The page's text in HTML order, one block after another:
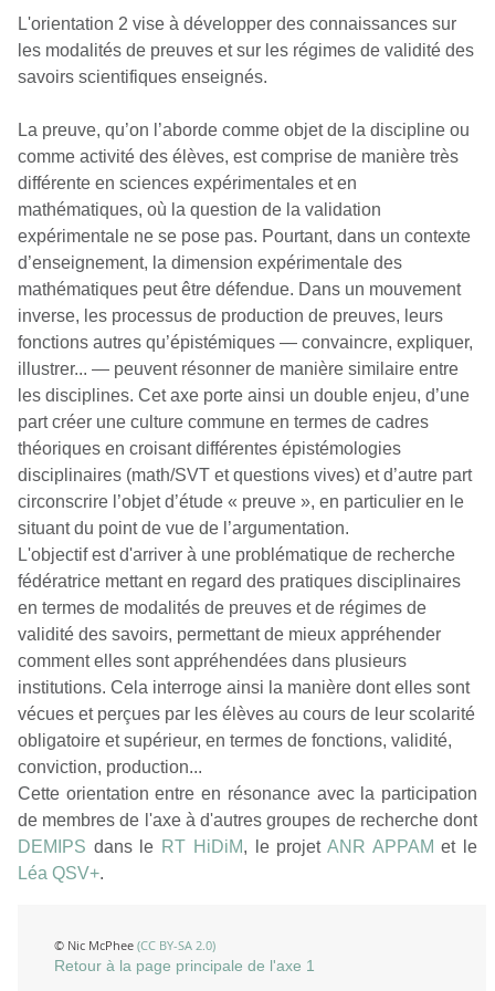
L'orientation 2 vise à développer des connaissances sur
les modalités de preuves et sur les régimes de validité des
savoirs scientifiques enseignés.
La preuve, qu’on l’aborde comme objet de la discipline ou
comme activité des élèves, est comprise de manière très
différente en sciences expérimentales et en
mathématiques, où la question de la validation
expérimentale ne se pose pas. Pourtant, dans un contexte
d’enseignement, la dimension expérimentale des
mathématiques peut être défendue. Dans un mouvement
inverse, les processus de production de preuves, leurs
fonctions autres qu’épistémiques — convaincre, expliquer,
illustrer... — peuvent résonner de manière similaire entre
les disciplines. Cet axe porte ainsi un double enjeu, d’une
part créer une culture commune en termes de cadres
théoriques en croisant différentes épistémologies
disciplinaires (math/SVT et questions vives) et d’autre part
circonscrire l’objet d’étude « preuve », en particulier en le
situant du point de vue de l’argumentation.
L'objectif est d'arriver à une problématique de recherche
fédératrice mettant en regard des pratiques disciplinaires
en termes de modalités de preuves et de régimes de
validité des savoirs, permettant de mieux appréhender
comment elles sont appréhendées dans plusieurs
institutions. Cela interroge ainsi la manière dont elles sont
vécues et perçues par les élèves au cours de leur scolarité
obligatoire et supérieur, en termes de fonctions, validité,
conviction, production...
Cette orientation entre en résonance avec la participation
de membres de l'axe à d'autres groupes de recherche dont
DEMIPS dans le RT HiDiM, le projet ANR APPAM et le
Léa QSV+.
© Nic McPhee (CC BY-SA 2.0)
Retour à la page principale de l'axe 1